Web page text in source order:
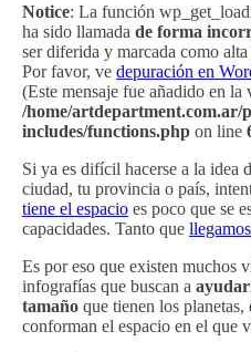
Notice: La función
ha sido llamada de forma
ser diferida y marcada como
Por favor, ve depuración en
(Este mensaje fue añadido en la
/home/artdepartment.com.ar/
includes/functions.php on line
Si ya es difícil hacerse a la idea
ciudad, tu provincia o país,
tiene el espacio es poco que se
capacidades. Tanto que
Es por eso que existen muchos
infografías que buscan a
tamaño que tienen los planetas,
conforman el espacio en el que